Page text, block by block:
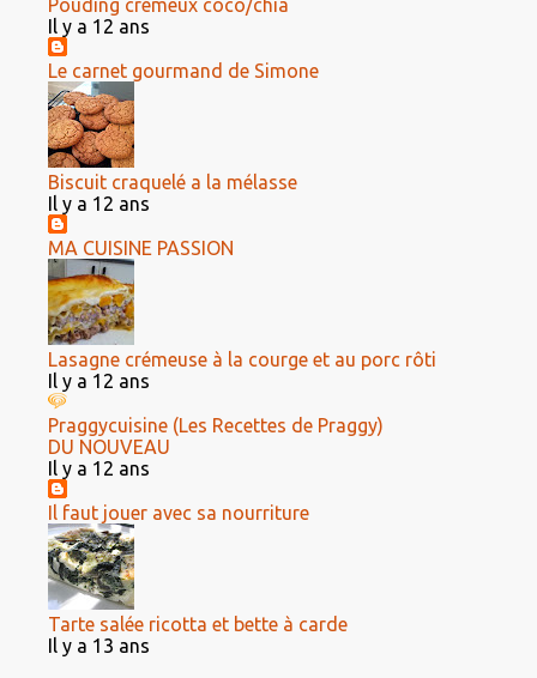
Pouding crémeux coco/chia
Il y a 12 ans
Le carnet gourmand de Simone
Biscuit craquelé a la mélasse
Il y a 12 ans
MA CUISINE PASSION
Lasagne crémeuse à la courge et au porc rôti
Il y a 12 ans
Praggycuisine (Les Recettes de Praggy)
DU NOUVEAU
Il y a 12 ans
Il faut jouer avec sa nourriture
Tarte salée ricotta et bette à carde
Il y a 13 ans